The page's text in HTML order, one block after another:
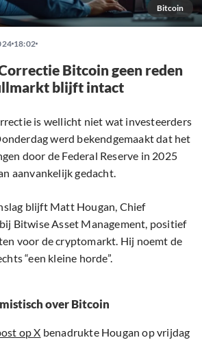
Bitcoin
18:02
Bitcoin geen reden
blijft intact
is wellicht niet wat investeerders
werd bekendgemaakt dat het
door de Federal Reserve in 2025
aanvankelijk gedacht.
blijft Matt Hougan, Chief
Bitwise Asset Management, positief
voor de cryptomarkt. Hij noemt de
“een kleine horde”.
over Bitcoin
op X benadrukte Hougan op vrijdag